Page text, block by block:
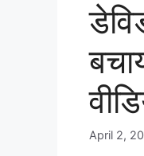
April 2,